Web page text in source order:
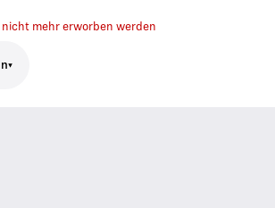
nicht mehr erworben werden